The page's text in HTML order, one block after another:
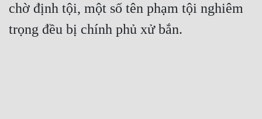
chờ định tội, một số tên phạm tội nghiêm